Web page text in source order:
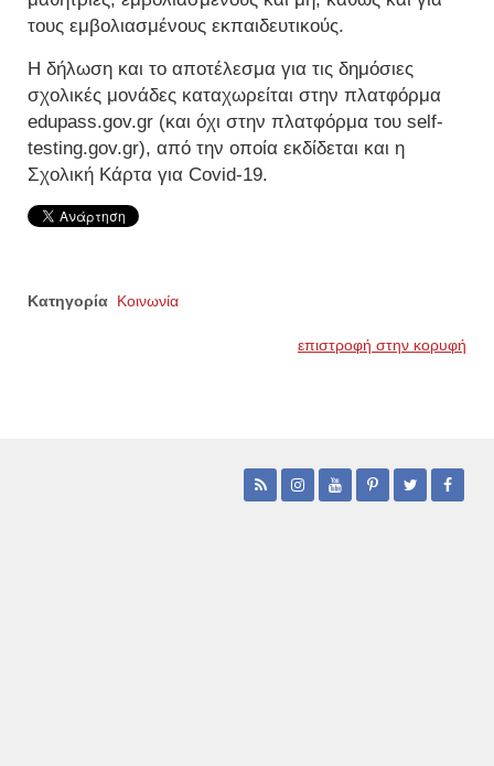
τους εμβολιασμένους εκπαιδευτικούς.
Η δήλωση και το αποτέλεσμα για τις δημόσιες
σχολικές μονάδες καταχωρείται στην πλατφόρμα
edupass.gov.gr (και όχι στην πλατφόρμα του self-
testing.gov.gr), από την οποία εκδίδεται και η
Σχολική Κάρτα για Covid-19.
Κατηγορία Κοινωνία
επιστροφή στην κορυφή